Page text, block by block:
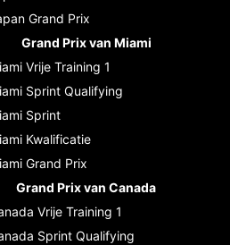
Grand Prix
Grand Prix van Miami
Vrije Training 1
Sprint Qualifying
Sprint
Kwalificatie
Grand Prix
Grand Prix van Canada
Vrije Training 1
Sprint Qualifying